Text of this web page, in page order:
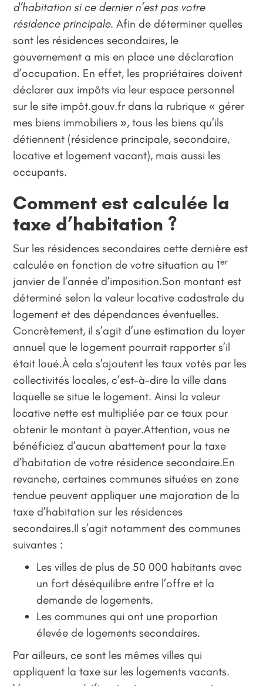
d’habitation si ce dernier n’est pas votre
résidence principale.Afin de déterminer quelles
sont les résidences secondaires, le
gouvernement a mis en place une déclaration
d’occupation. En effet, les propriétaires doivent
déclarer aux impôts via leur espace personnel
sur le site impôt.gouv.fr dans la rubrique « gérer
mes biens immobiliers », tous les biens qu’ils
détiennent (résidence principale, secondaire,
locative et logement vacant), mais aussi les
occupants.
Comment est calculée la
taxe d’habitation ?
Sur les résidences secondaires cette dernière est
calculée en fonction de votre situation au 1er
janvier de l’année d’imposition.Son montant est
déterminé selon la valeur locative cadastrale du
logement et des dépendances éventuelles.
Concrètement, il s’agit d’une estimation du loyer
annuel que le logement pourrait rapporter s’il
était loué.À cela s'ajoutent les taux votés par les
collectivités locales, c’est-à-dire la ville dans
laquelle se situe le logement. Ainsi la valeur
locative nette est multipliée par ce taux pour
obtenir le montant à payer.Attention, vous ne
bénéficiez d’aucun abattement pour la taxe
d’habitation de votre résidence secondaire.En
revanche, certaines communes situées en zone
tendue peuvent appliquer une majoration de la
taxe d’habitation sur les résidences
secondaires.Il s’agit notamment des communes
suivantes :
Les villes de plus de 50 000 habitants avec
un fort déséquilibre entre l’offre et la
demande de logements.
Les communes qui ont une proportion
élevée de logements secondaires.
Par ailleurs, ce sont les mêmes villes qui
appliquent la taxe sur les logements vacants.